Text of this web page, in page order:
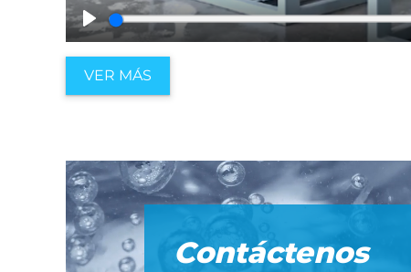
Play
VER MÁS
Contáctenos